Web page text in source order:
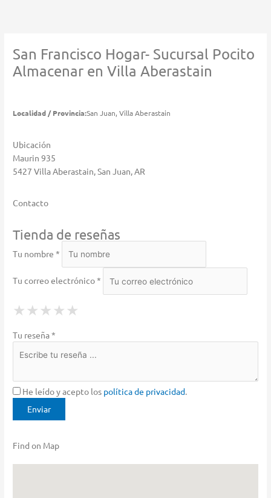
San Francisco Hogar- Sucursal Pocito
Almacenar en Villa Aberastain
Localidad / Provincia:San Juan, Villa Aberastain
Ubicación
Maurin 935
5427 Villa Aberastain, San Juan, AR
Contacto
Tienda de reseñas
Tu nombre *
Tu correo electrónico *
★ 1 Star
★ ★ 2 Stars
★ ★ ★ 3 Stars
★ ★ ★ ★ 4 Stars
★ ★ ★ ★ ★
Tu reseña *
He leído y acepto los política de privacidad.
Find on Map